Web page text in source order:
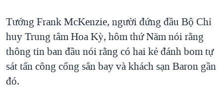
Tướng Frank McKenzie, người đứng đầu Bộ Chỉ
huy Trung tâm Hoa Kỳ, hôm thứ Năm nói rằng
thông tin ban đầu nói rằng có hai kẻ đánh bom tự
sát tấn công cổng sân bay và khách sạn Baron gần
đó.